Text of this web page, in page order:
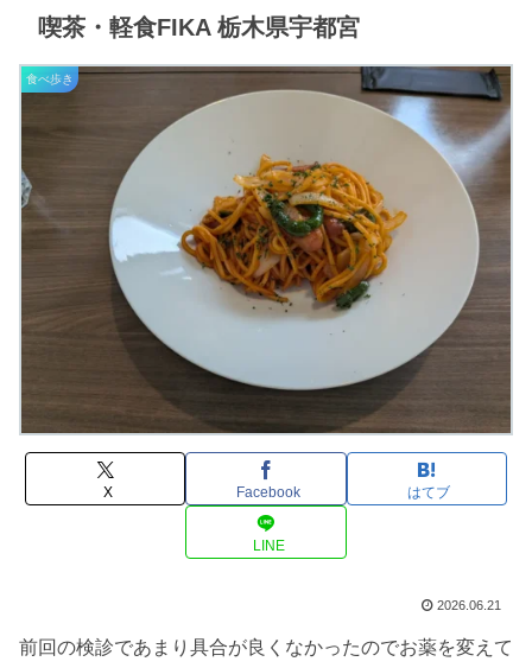
喫茶・軽食FIKA 栃木県宇都宮
食べ歩き
X Facebook はてブ
LINE
2026.06.21
前回の検診であまり具合が良くなかったのでお薬を変えて